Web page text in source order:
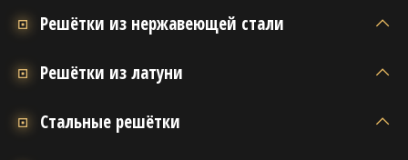
Решётки из нержавеющей стали
Решётки из латуни
Стальные решётки